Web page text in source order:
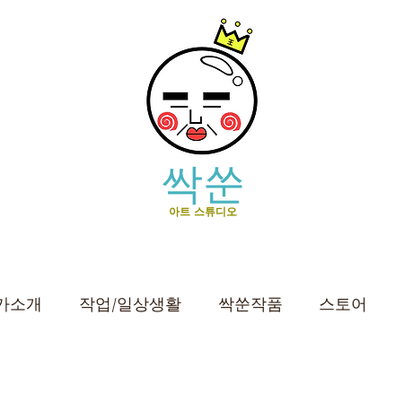
싹쑨
아트 스튜디오
소개 작업/일상생활 싹쑨작품 스토어